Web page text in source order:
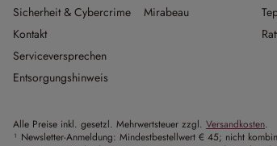
Sicherheit & Cybercrime
Kontakt
Serviceversprechen
Entsorgungshinweis
Mirabeau
Alle Preise inkl. gesetzl. Mehrwertsteuer zzgl. Versandkosten.
¹ Newsletter-Anmeldung: Mindestbestellwert € 45; nicht